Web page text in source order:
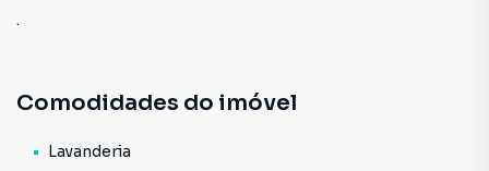
.
Comodidades do imóvel
Lavanderia